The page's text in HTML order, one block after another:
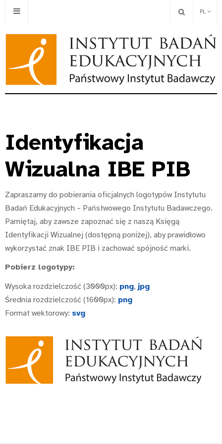
PL
Identyfikacja
Wizualna IBE PIB
Zapraszamy do pobierania oficjalnych logotypów Instytutu
Badań Edukacyjnych – Państwowego Instytutu Badawczego.
Pamiętaj, aby zawsze zapoznać się z naszą Księgą
Identyfikacji Wizualnej (dostępną poniżej), aby prawidłowo
wykorzystać znak IBE PIB i zachować spójność marki.
Pobierz logotypy:
Wysoka rozdzielczość (3000px): png, jpg
Średnia rozdzielczość (1600px): png
Format wektorowy: svg